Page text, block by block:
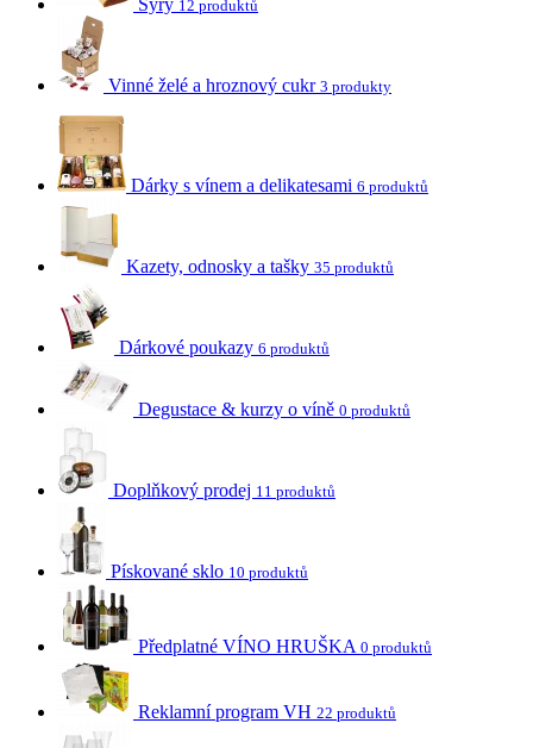
Sýry 12 produktů
Vinné želé a hroznový cukr 3 produkty
Dárky s vínem a delikatesami 6 produktů
Kazety, odnosky a tašky 35 produktů
Dárkové poukazy 6 produktů
Degustace & kurzy o víně 0 produktů
Doplňkový prodej 11 produktů
Pískované sklo 10 produktů
Předplatné VÍNO HRUŠKA 0 produktů
Reklamní program VH 22 produktů